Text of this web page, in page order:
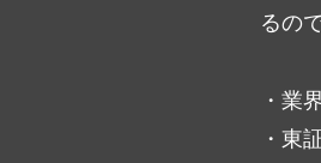
るの
・業
・東